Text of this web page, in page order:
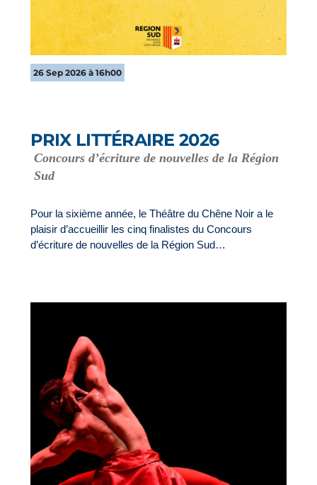
26 Sep 2026 à 16h00
PRIX LITTÉRAIRE 2026
Concours d’écriture de nouvelles de la Région
Sud
Pour la sixième année, le Théâtre du Chêne Noir a le
plaisir d’accueillir les cinq finalistes du Concours
d’écriture de nouvelles de la Région Sud…